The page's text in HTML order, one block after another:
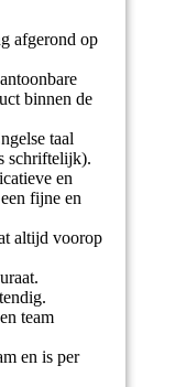
afgerond op
binnen de
taal
schriftelijk).
en
fijne en
altijd voorop
team
en is per